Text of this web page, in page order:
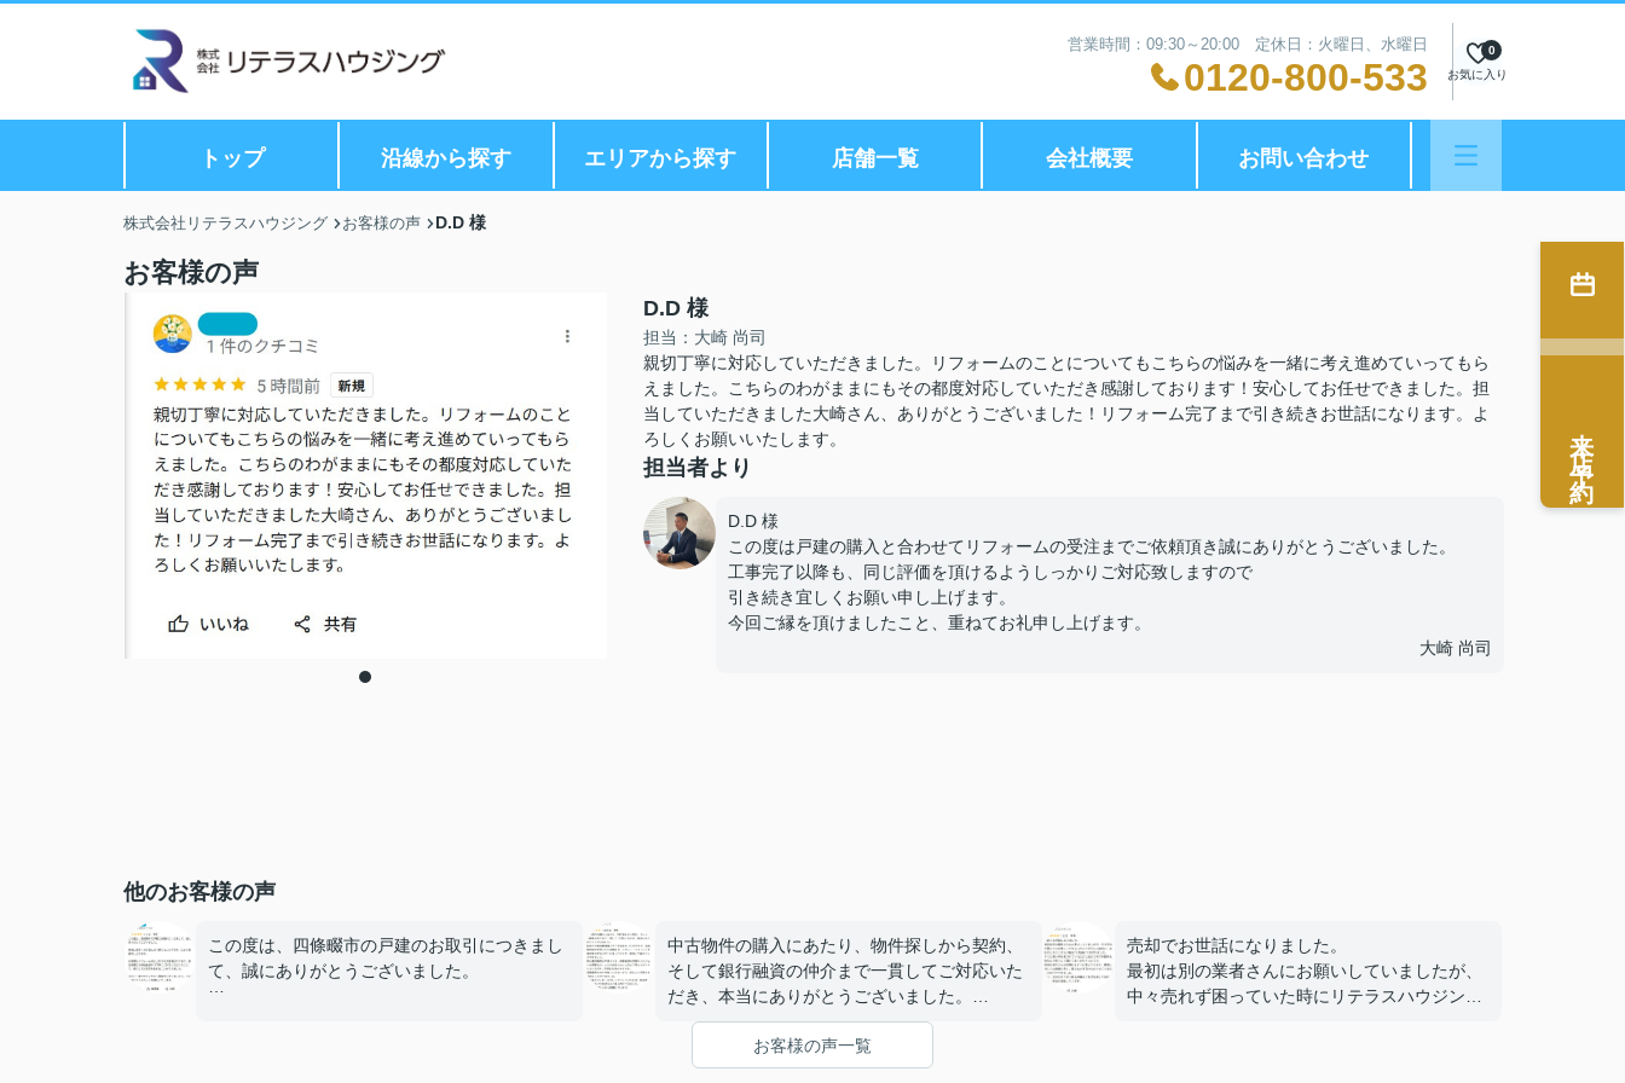
営業時間：09:30～20:00 定休日：火曜日、水曜日
0120-800-533 お気に入り
0
トップ 沿線から探す エリアから探す 店舗一覧 会社概要 お問い合わせ
株式会社リテラスハウジング お客様の声 D.D 様
お客様の声
D.D 様
担当：大崎 尚司
親切丁寧に対応していただきました。リフォームのことについてもこちらの悩みを一緒に考え進めていってもら
えました。こちらのわがままにもその都度対応していただき感謝しております！安心してお任せできました。担
当していただきました大崎さん、ありがとうございました！リフォーム完了まで引き続きお世話になります。よ
ろしくお願いいたします。
担当者より
D.D 様
この度は戸建の購入と合わせてリフォームの受注までご依頼頂き誠にありがとうございました。
工事完了以降も、同じ評価を頂けるようしっかりご対応致しますので
引き続き宜しくお願い申し上げます。
今回ご縁を頂けましたこと、重ねてお礼申し上げます。
大崎 尚司
他のお客様の声
この度は、四條畷市の戸建のお取引につきまし
て、誠にありがとうございました。
中古物件の購入にあたり、物件探しから契約、
そして銀行融資の仲介まで一貫してご対応いた
だき、本当にありがとうございました。
初めての中古物件購入で不安も多かったのです
が、内見時の細かなポイントの説明や、メリッ
ト・デメリットを包み隠さず伝えてくださった
売却でお世話になりました。
最初は別の業者さんにお願いしていましたが、
中々売れず困っていた時にリテラスハウジング
お客様の声一覧
来店予約